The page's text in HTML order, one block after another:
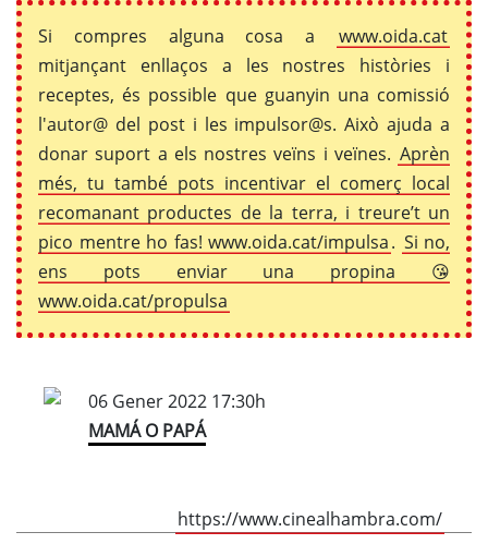
Si compres alguna cosa a www.oida.cat
mitjançant enllaços a les nostres històries i
receptes, és possible que guanyin una comissió
l'autor@ del post i les impulsor@s. Això ajuda a
donar suport a els nostres veïns i veïnes. Aprèn
més, tu també pots incentivar el comerç local
recomanant productes de la terra, i treure’t un
pico mentre ho fas! www.oida.cat/impulsa. Si no,
ens pots enviar una propina 😘
www.oida.cat/propulsa
06 Gener 2022 17:30h
MAMÁ O PAPÁ
https://www.cinealhambra.com/